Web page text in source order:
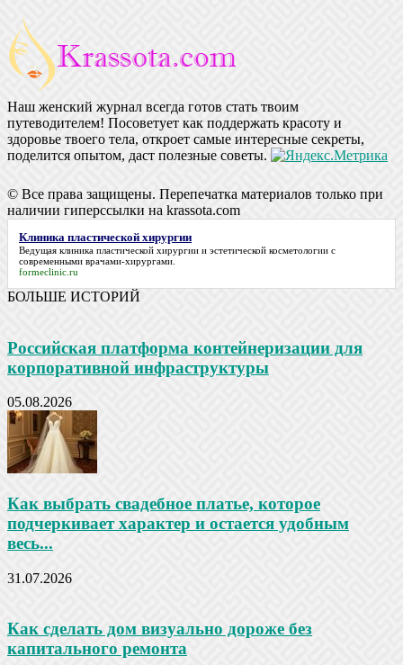
Наш женский журнал всегда готов стать твоим
путеводителем! Посоветует как поддержать красоту и
здоровье твоего тела, откроет самые интересные секреты,
поделится опытом, даст полезные советы.
© Все права защищены. Перепечатка материалов только при
наличии гиперссылки на krassota.com
Клиника пластической хирургии
Ведущая клиника пластической хирургии и эстетической косметологии с
современными врачами-хирургами.
formeclinic.ru
БОЛЬШЕ ИСТОРИЙ
Российская платформа контейнеризации для
корпоративной инфраструктуры
05.08.2026
Как выбрать свадебное платье, которое
подчеркивает характер и остается удобным
весь...
31.07.2026
Как сделать дом визуально дороже без
капитального ремонта